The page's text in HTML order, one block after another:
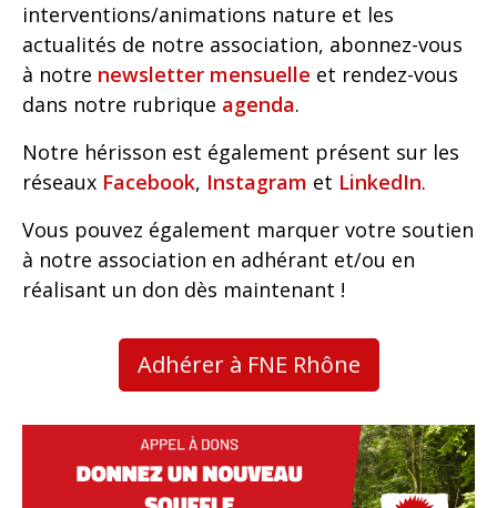
interventions/animations nature et les
actualités de notre association, abonnez-vous
à notre newsletter mensuelle et rendez-vous
dans notre rubrique agenda.
Notre hérisson est également présent sur les
réseaux Facebook, Instagram et LinkedIn.
Vous pouvez également marquer votre soutien
à notre association en adhérant et/ou en
réalisant un don dès maintenant !
Adhérer à FNE Rhône